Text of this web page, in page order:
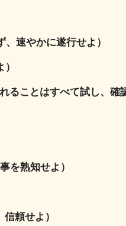
速やかに遂行せよ）
ことはすべて試し、確
熟知せよ）
頼せよ）